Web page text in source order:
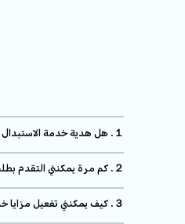
１. هل هدية خدمة الاستبدال لمدة 180 يوما المذكورة أعلاه متوفرة في جميع البلدان؟
２. كم مرة يمكنني التقدم بطلب للحصول على هدية خدمة الاستبدال لمدة 180 يوما؟
３. كيف يمكنني تفعيل مزايا خدمة استبدال HONOR X9d لمدة 180 يوما؟